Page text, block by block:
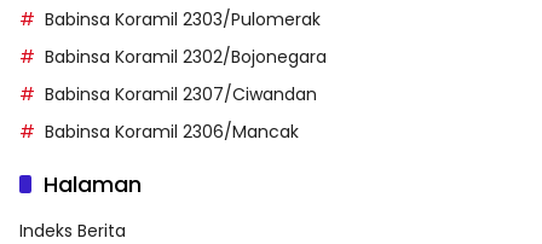
Babinsa Koramil 2303/Pulomerak
Babinsa Koramil 2302/Bojonegara
Babinsa Koramil 2307/Ciwandan
Babinsa Koramil 2306/Mancak
Halaman
Indeks Berita